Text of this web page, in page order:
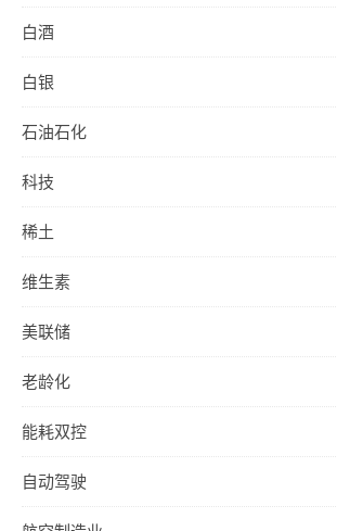
白酒
白银
石油石化
科技
稀土
维生素
美联储
老龄化
能耗双控
自动驾驶